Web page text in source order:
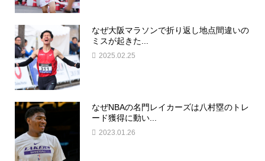
なぜ大阪マラソンで折り返し地点間違いの
ミスが起きた...
2025.02.25
なぜNBAの名門レイカーズは八村塁のトレ
ード獲得に動い...
2023.01.26